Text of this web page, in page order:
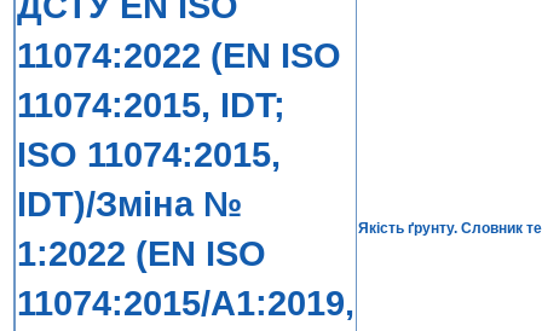
11074:2022 (EN ISO
11074:2015, IDT;
ISO 11074:2015,
IDT)/Зміна №
1:2022 (EN ISO
11074:2015/A1:2019,
Якість ґрунту. Словник